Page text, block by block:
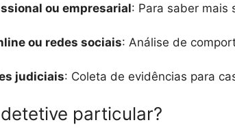
ou empresarial: Para saber mais
ou redes sociais: Análise de
judiciais: Coleta de evidências para
particular?